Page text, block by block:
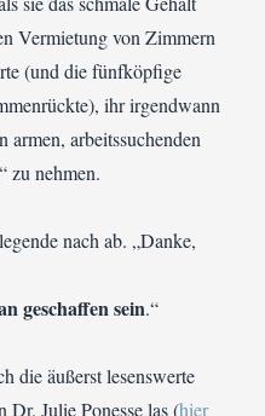
Vermietung von Zimmern
(und die fünfköpfige
ihr irgendwann
armen, arbeitssuchenden
zu nehmen.
nach ab. „Danke,
geschaffen sein.“
die äußerst lesenswerte
Dr. Julie Ponesse las (hier